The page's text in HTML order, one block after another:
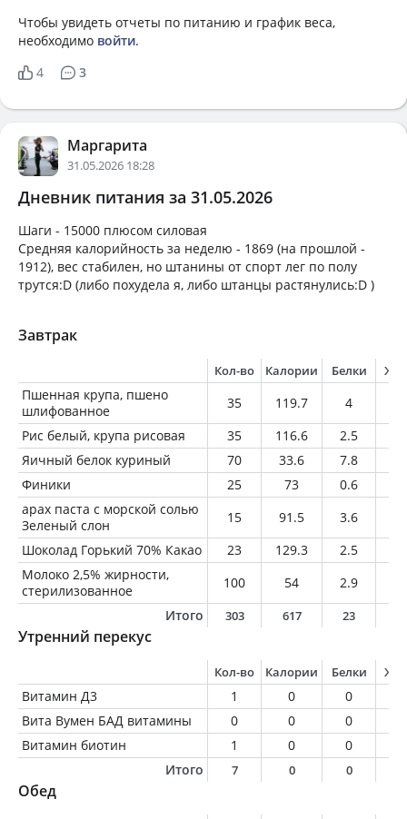
Чтобы увидеть отчеты по питанию и график веса,
необходимо войти.
4
3
Маргарита
31.05.2026 18:28
Дневник питания за 31.05.2026
Шаги - 15000 плюсом силовая
Средняя калорийность за неделю - 1869 (на прошлой -
1912), вес стабилен, но штанины от спорт лег по полу
трутся:D (либо похудела я, либо штанцы растянулись:D )
Завтрак
Кол-во Калории Белки
Пшенная крупа, пшено
шлифованное
35 119.7 4
Рис белый, крупа рисовая
35 116.6 2.5
Яичный белок куриный
70 33.6 7.8
Финики
25 73 0.6
арах паста с морской солью
Зеленый слон
15 91.5 3.6
Шоколад Горький 70% Какао
23 129.3 2.5
Молоко 2,5% жирности,
стерилизованное
100 54 2.9
Итого
303 617 23
Утренний перекус
Кол-во Калории Белки
Витамин Д3 1 0 0
Вита Вумен БАД витамины
0 0 0
Витамин биотин
1 0 0
Итого
7 0 0
Обед